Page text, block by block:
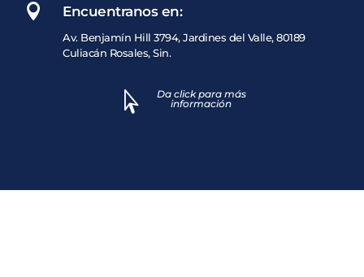
 Encuentranos en:
Av. Benjamín Hill 3794, Jardines del Valle, 80189
Culiacán Rosales, Sin.

Da click para más
información